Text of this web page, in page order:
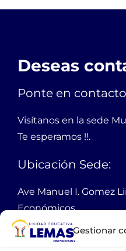
Gestionar
Deseas
Ponte en
Visítanos en la sede
Te esperamos !!.
Ubicación Sede:
Ave Manuel I. Gomez
Económicos,
Mucho Lote 1 mz 2301
Guayaquil Ecuador